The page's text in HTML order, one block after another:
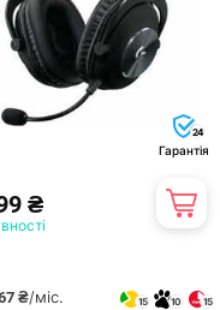
24
Гарантія
₴
₴/міс. 15 10 15